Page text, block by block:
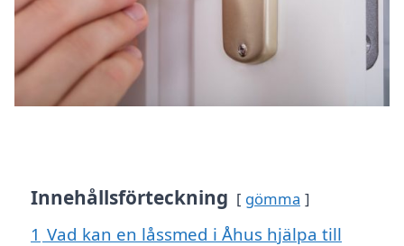
Innehållsförteckning gömma
1 Vad kan en låssmed i Åhus hjälpa till